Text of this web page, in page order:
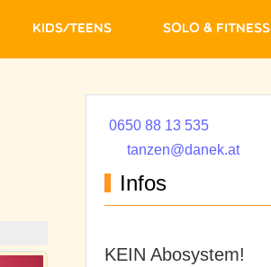
Kids/Teens Solo & Fitness
0650 88 13 535
tanzen@danek.at
Infos
KEIN Abosystem!